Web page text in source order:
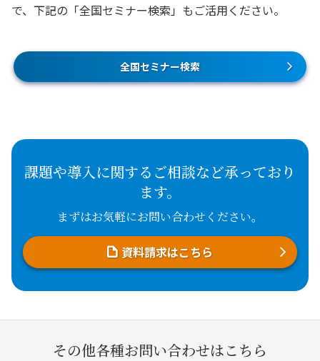
で、下記の「全国セミナー検索」もご活用ください。
全国セミナー検索
課題や導入に関するご相談など承っており
ます。
まずはお気軽にお問い合わせください。
資料請求はこちら
その他各種お問い合わせはこちら